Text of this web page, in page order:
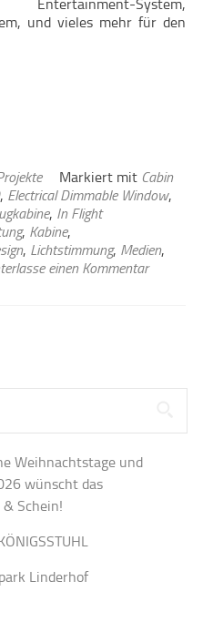
System,
und vieles mehr für den
Markiert mit Cabin
, Electrical Dimmable Window,
, In Flight
, Kabine,
, Lichtstimmung, Medien,
einen Kommentar
Weihnachtstage und
wünscht das
Schein!
Linderhof